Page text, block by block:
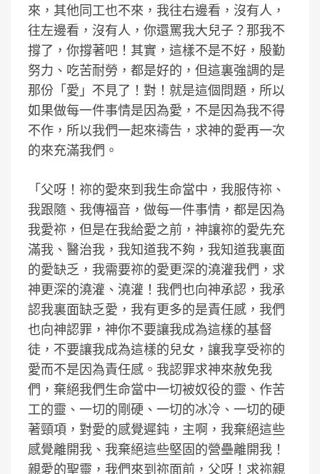
來，其他同工也不來，我往右邊看，沒有人，
往左邊看，沒有人，你還罵我大兒子？那我不
撐了，你撐著吧！其實，這樣不是不好，殷勤
努力、吃苦耐勞，都是好的，但這裏強調的是
那份「愛」不見了！對！就是這個問題，所以
如果做每一件事情是因為愛，不是因為我不得
不作，所以我們一起來禱告，求神的愛再一次
的來充滿我們。
「父呀！祢的愛來到我生命當中，我服侍祢、
我跟隨、我傳福音，做每一件事情，都是因為
我愛祢，但是在我給愛之前，神讓祢的愛先充
滿我、醫治我，我知道我不夠，我知道我裏面
的愛缺乏，我需要祢的愛更深的澆灌我們，求
神更深的澆灌、澆灌！我們也向神承認，我承
認我裏面缺乏愛，我有更多的是責任感，我們
也向神認罪，神你不要讓我成為這樣的基督
徒，不要讓我成為這樣的兒女，讓我享受祢的
愛而不是因為責任感。我認罪求神來赦免我
們，棄絕我們生命當中一切被奴役的靈、作苦
工的靈、一切的剛硬、一切的冰冷、一切的硬
著頸項，對愛的感覺遲鈍，主啊，我棄絕這些
感覺離開我、我棄絕這些堅固的營壘離開我！
親愛的聖靈，我們來到祢面前，父呀！求祢親